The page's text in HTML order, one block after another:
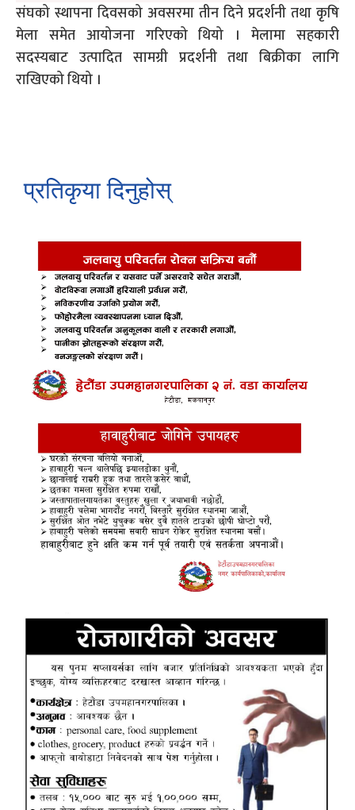
संघको स्थापना दिवसको अवसरमा तीन दिने प्रदर्शनी तथा कृषि
मेला समेत आयोजना गरिएको थियो । मेलामा सहकारी
सदस्यबाट उत्पादित सामग्री प्रदर्शनी तथा बिक्रीका लागि
राखिएको थियो ।
प्रतिकृया दिनुहोस्